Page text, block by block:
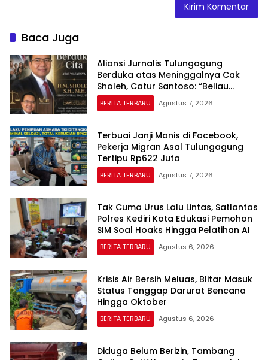
Baca Juga
Aliansi Jurnalis Tulungagung
Berduka atas Meninggalnya Cak
Sholeh, Catur Santoso: “Beliau
Pejuang Keadilan yang Vokal”
BERITA TERBARU Agustus 7, 2026
Terbuai Janji Manis di Facebook,
Pekerja Migran Asal Tulungagung
Tertipu Rp622 Juta
BERITA TERBARU Agustus 7, 2026
Tak Cuma Urus Lalu Lintas, Satlantas
Polres Kediri Kota Edukasi Pemohon
SIM Soal Hoaks Hingga Pelatihan AI
BERITA TERBARU Agustus 6, 2026
Krisis Air Bersih Meluas, Blitar Masuk
Status Tanggap Darurat Bencana
Hingga Oktober
BERITA TERBARU Agustus 6, 2026
Diduga Belum Berizin, Tambang